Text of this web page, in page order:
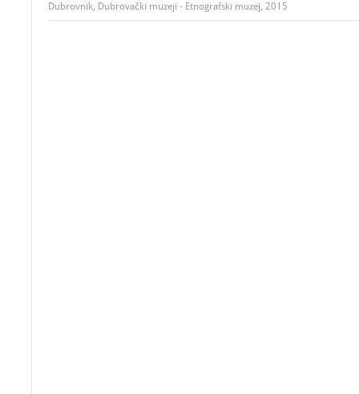
Dubrovnik, Dubrovački muzeji - Etnografski muzej, 2015